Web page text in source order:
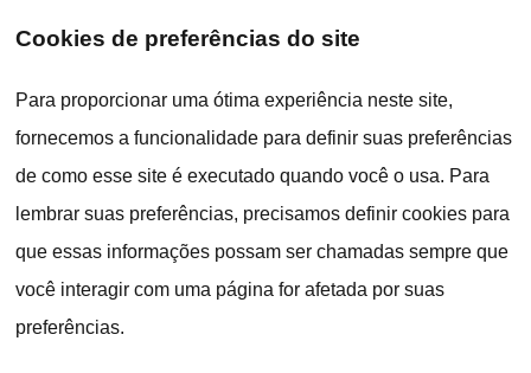
Cookies de preferências do site
Para proporcionar uma ótima experiência neste site,
fornecemos a funcionalidade para definir suas preferências
de como esse site é executado quando você o usa. Para
lembrar suas preferências, precisamos definir cookies para
que essas informações possam ser chamadas sempre que
você interagir com uma página for afetada por suas
preferências.